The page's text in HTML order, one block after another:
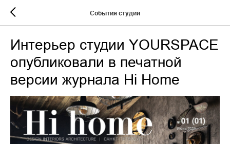
События студии
Интерьер студии YOURSPACE
опубликовали в печатной
версии журнала Hi Home